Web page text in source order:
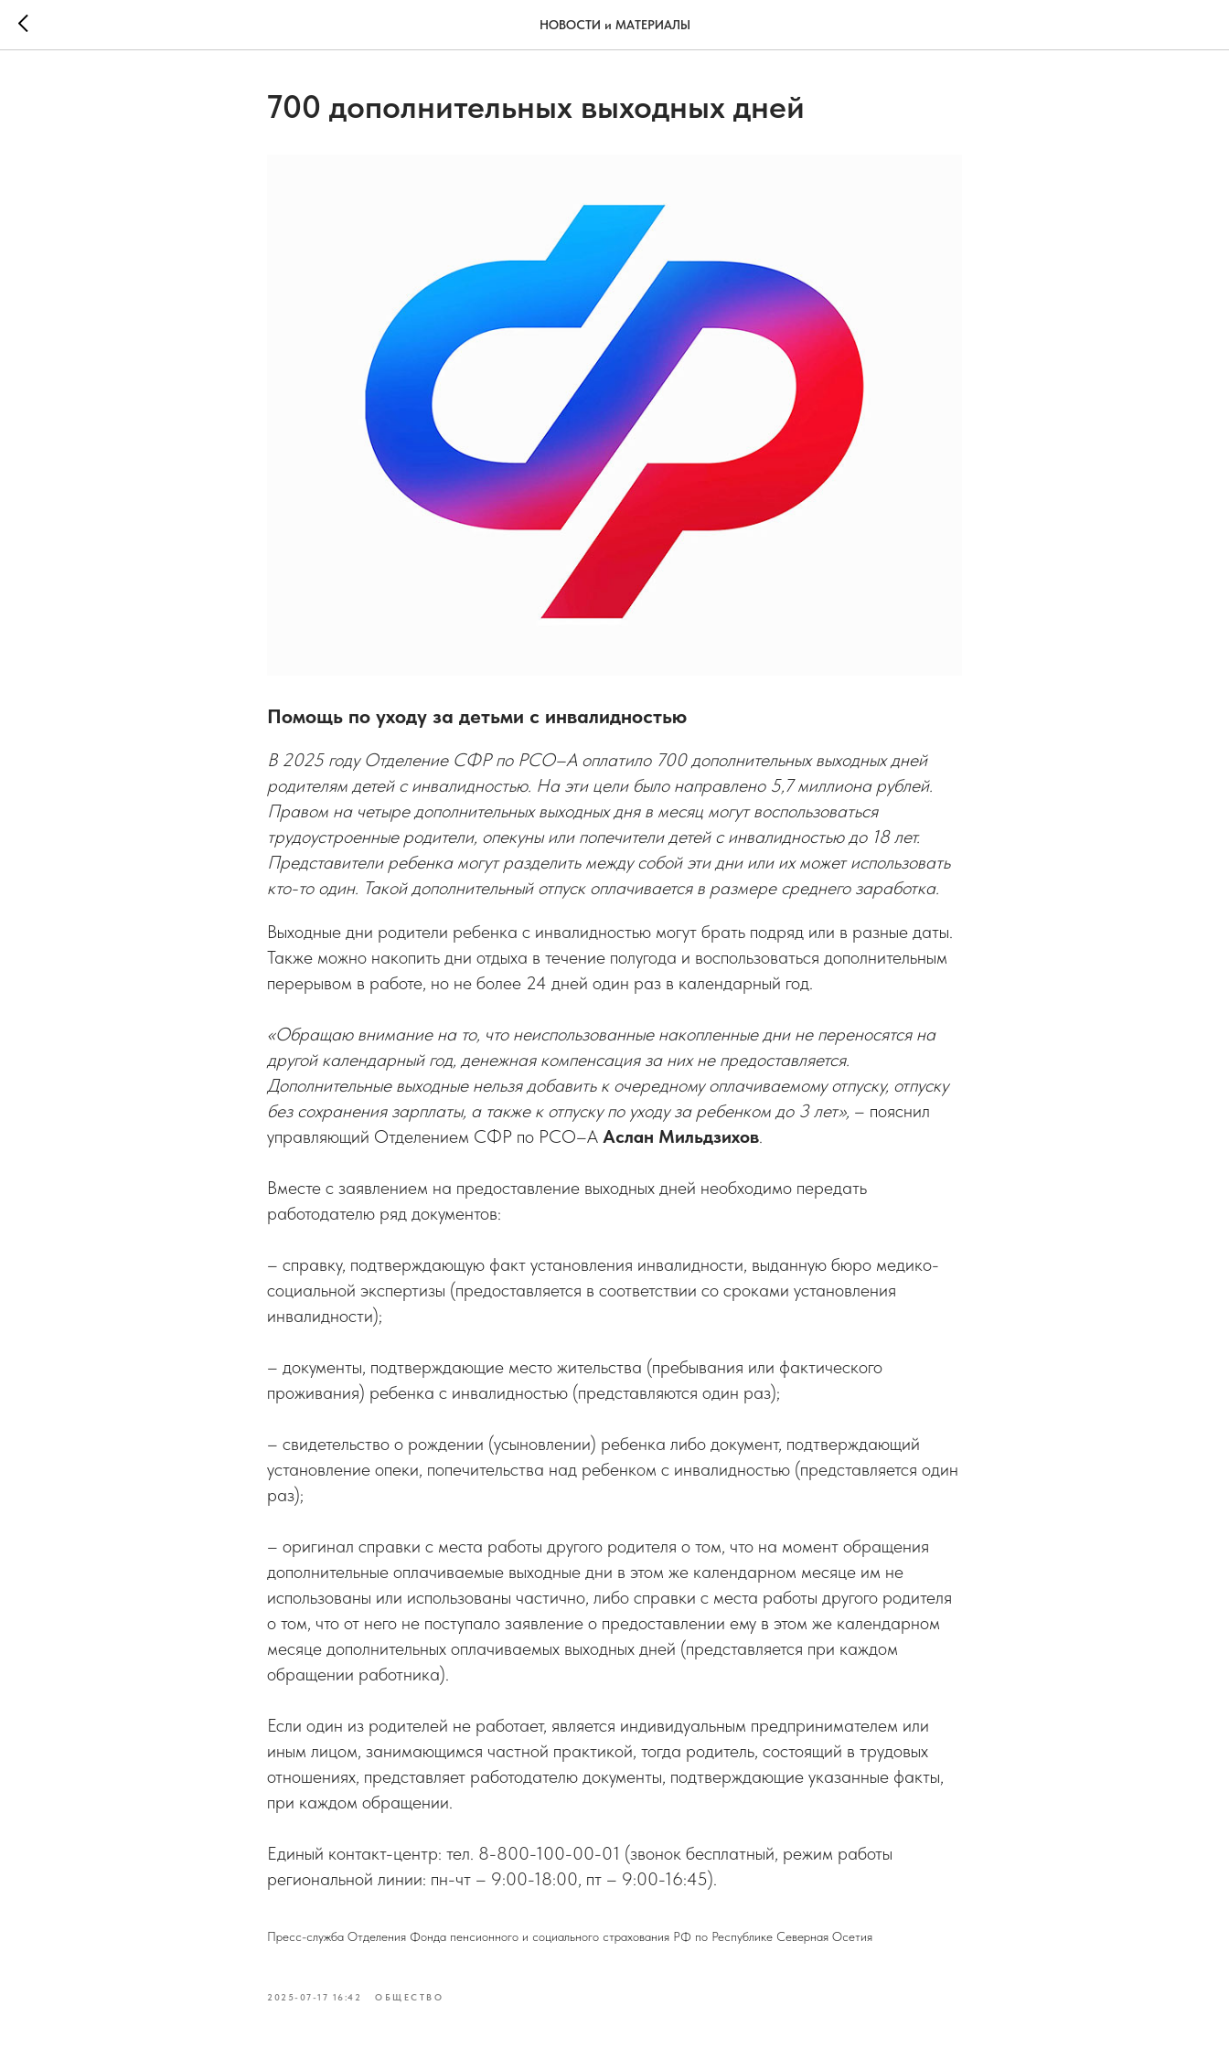
НОВОСТИ и МАТЕРИАЛЫ
700 дополнительных выходных дней
Помощь по уходу за детьми с инвалидностью
В 2025 году Отделение СФР по РСО–А оплатило 700 дополнительных выходных дней
родителям детей с инвалидностью. На эти цели было направлено 5,7 миллиона рублей.
Правом на четыре дополнительных выходных дня в месяц могут воспользоваться
трудоустроенные родители, опекуны или попечители детей с инвалидностью до 18 лет.
Представители ребенка могут разделить между собой эти дни или их может использовать
кто-то один. Такой дополнительный отпуск оплачивается в размере среднего заработка.
Выходные дни родители ребенка с инвалидностью могут брать подряд или в разные даты.
Также можно накопить дни отдыха в течение полугода и воспользоваться дополнительным
перерывом в работе, но не более 24 дней один раз в календарный год.
«Обращаю внимание на то, что неиспользованные накопленные дни не переносятся на
другой календарный год, денежная компенсация за них не предоставляется.
Дополнительные выходные нельзя добавить к очередному оплачиваемому отпуску, отпуску
без сохранения зарплаты, а также к отпуску по уходу за ребенком до 3 лет», – пояснил
управляющий Отделением СФР по РСО–А Аслан Мильдзихов.
Вместе с заявлением на предоставление выходных дней необходимо передать
работодателю ряд документов:
– справку, подтверждающую факт установления инвалидности, выданную бюро медико-
социальной экспертизы (предоставляется в соответствии со сроками установления
инвалидности);
– документы, подтверждающие место жительства (пребывания или фактического
проживания) ребенка с инвалидностью (представляются один раз);
– свидетельство о рождении (усыновлении) ребенка либо документ, подтверждающий
установление опеки, попечительства над ребенком с инвалидностью (представляется один
раз);
– оригинал справки с места работы другого родителя о том, что на момент обращения
дополнительные оплачиваемые выходные дни в этом же календарном месяце им не
использованы или использованы частично, либо справки с места работы другого родителя
о том, что от него не поступало заявление о предоставлении ему в этом же календарном
месяце дополнительных оплачиваемых выходных дней (представляется при каждом
обращении работника).
Если один из родителей не работает, является индивидуальным предпринимателем или
иным лицом, занимающимся частной практикой, тогда родитель, состоящий в трудовых
отношениях, представляет работодателю документы, подтверждающие указанные факты,
при каждом обращении.
Единый контакт-центр: тел. 8-800-100-00-01 (звонок бесплатный, режим работы
региональной линии: пн-чт – 9:00-18:00, пт – 9:00-16:45).
Пресс-служба Отделения Фонда пенсионного и социального страхования РФ по Республике Северная Осетия
2025-07-17 16:42 ОБЩЕСТВО